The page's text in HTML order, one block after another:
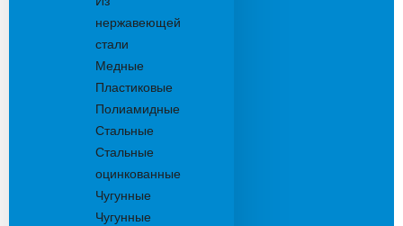
нержавеющей
стали
Медные
Пластиковые
Полиамидные
Стальные
Стальные
оцинкованные
Чугунные
Чугунные